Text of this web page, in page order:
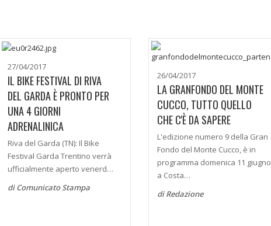
27/04/2017
IL BIKE FESTIVAL DI RIVA
DEL GARDA È PRONTO PER
UNA 4 GIORNI
ADRENALINICA
Riva del Garda (TN): Il Bike
Festival Garda Trentino verrà
ufficialmente aperto venerd…
di Comunicato Stampa
26/04/2017
LA GRANFONDO DEL MONTE
CUCCO, TUTTO QUELLO
CHE C'È DA SAPERE
L'edizione numero 9 della Gran
Fondo del Monte Cucco, è in
programma domenica 11 giugno
a Costa…
di Redazione